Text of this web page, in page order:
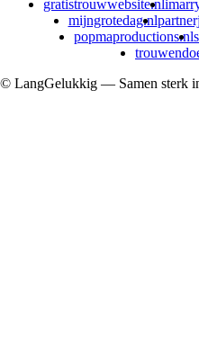
gratistrouwwebsite.nl
mijngrotedag.nl
popmaproductions.nl
© LangGelukkig — Samen sterk